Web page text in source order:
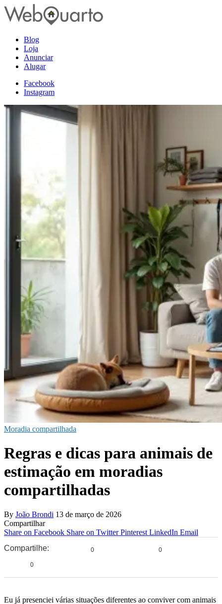
Blog
Loja
Anunciar
Alugar
Facebook
Instagram
Moradia compartilhada
Regras e dicas para animais de
estimação em moradias
compartilhadas
By João Brondi 13 de março de 2026
Compartilhar
Share on Facebook Share on Twitter Pinterest LinkedIn Email
Compartilhe:
0 0
0
Eu já presenciei várias situações diferentes ao conviver com animais